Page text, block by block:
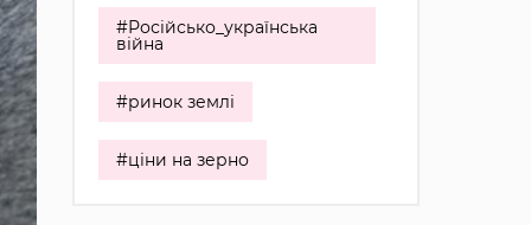
#Російсько_українська
війна
#ринок землі
#ціни на зерно